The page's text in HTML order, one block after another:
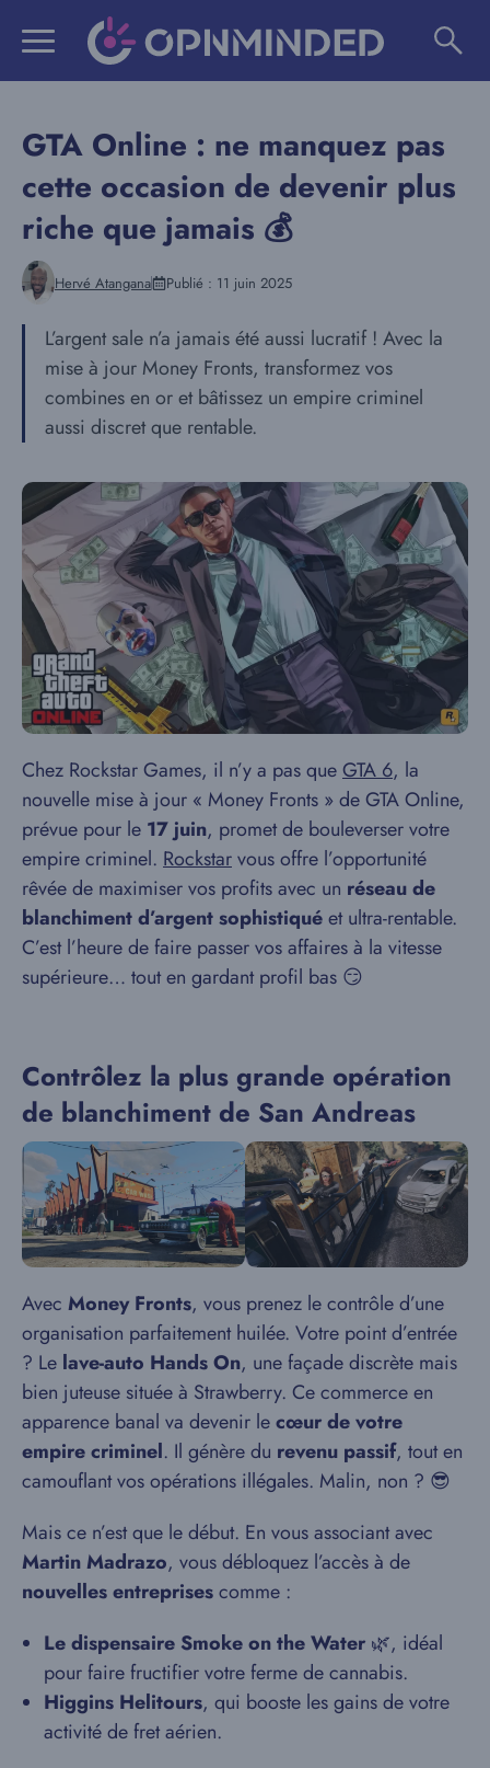
GTA Online : ne manquez pas
cette occasion de devenir plus
riche que jamais 💰
Hervé Atangana Publié : 11 juin 2025
L’argent sale n’a jamais été aussi lucratif ! Avec la
mise à jour Money Fronts, transformez vos
combines en or et bâtissez un empire criminel
aussi discret que rentable.
Chez Rockstar Games, il n’y a pas queGTA 6, la
nouvelle mise à jour « Money Fronts » de GTA Online,
prévue pour le 17 juin, promet de bouleverser votre
empire criminel. Rockstarvous offre l’opportunité
rêvée de maximiser vos profits avec un réseau de
blanchiment d’argent sophistiquéet ultra-rentable.
C’est l’heure de faire passer vos affaires à la vitesse
supérieure… tout en gardant profil bas 😏
Contrôlez la plus grande opération
de blanchiment de San Andreas
Avec Money Fronts, vous prenez le contrôle d’une
organisation parfaitement huilée. Votre point d’entrée
? Le lave-auto Hands On, une façade discrète mais
bien juteuse située à Strawberry. Ce commerce en
apparence banal va devenir lecœur de votre
empire criminel. Il génère du revenu passif, tout en
camouflant vos opérations illégales. Malin, non ? 😎
Mais ce n’est que le début. En vous associant avec
Martin Madrazo, vous débloquez l’accès à de
nouvelles entreprisescomme :
Le dispensaire Smoke on the Water 🌿, idéal
pour faire fructifier votre ferme de cannabis.
Higgins Helitours, qui booste les gains de votre
activité de fret aérien.